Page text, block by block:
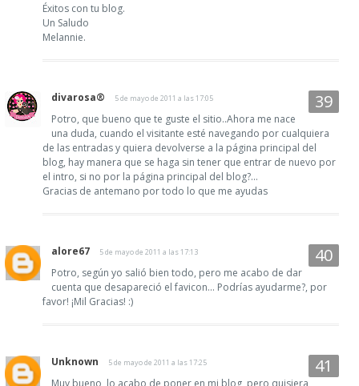
Éxitos con tu blog.
Un Saludo
Melannie.
divarosa® 5 de mayo de 2011 a las 17:05
Potro, que bueno que te guste el sitio..Ahora me nace
una duda, cuando el visitante esté navegando por cualquiera
de las entradas y quiera devolverse a la página principal del
blog, hay manera que se haga sin tener que entrar de nuevo por
el intro, si no por la página principal del blog?...
Gracias de antemano por todo lo que me ayudas
alore67 5 de mayo de 2011 a las 17:13
Potro, según yo salió bien todo, pero me acabo de dar
cuenta que desapareció el favicon... Podrías ayudarme?, por
favor! ¡Mil Gracias! :)
Unknown 5 de mayo de 2011 a las 17:25
Muy bueno, lo acabo de poner en mi blog, pero quisiera